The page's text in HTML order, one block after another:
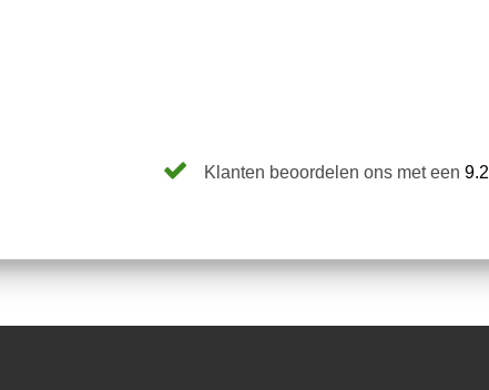
Klanten beoordelen ons met een9.2